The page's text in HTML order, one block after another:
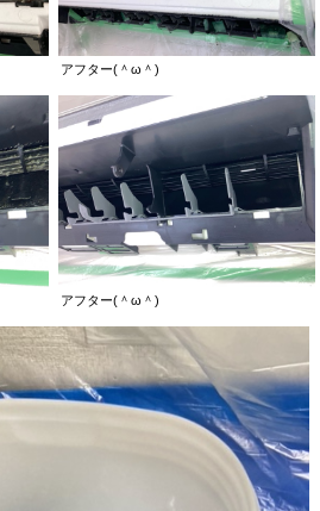
アフター(＾ω＾)
アフター(＾ω＾)